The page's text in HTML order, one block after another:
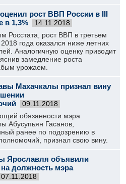
оценил рост ВВП России в III
в 1,3%
14.11.2018
Росстата, рост ВВП в третьем
2018 года оказался ниже летних
Аналогичную оценку приводит
замедление роста
урожаем.
Махачкалы признал вину
09.11.2018
обязанности мэра
Абусупьян Гасанов,
ранее по подозрению в
признал свою вину.
Ярославля объявили
на должность мэра
07.11.2018